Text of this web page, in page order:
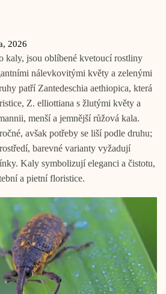
2026
kaly, jsou oblíbené kvetoucí rostliny
nálevkovitými květy a zelenými
patří Zantedeschia aethiopica, která
Z. elliottiana s žlutými květy a
menší a jemnější růžová kala.
avšak potřeby se liší podle druhu;
barevné varianty vyžadují
Kaly symbolizují eleganci a čistotu,
a pietní floristice.